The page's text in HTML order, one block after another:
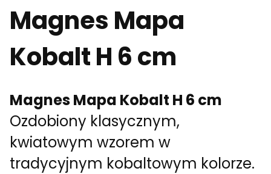
Magnes Mapa
Kobalt H 6 cm
Magnes Mapa Kobalt H 6 cm
Ozdobiony klasycznym,
kwiatowym wzorem w
tradycyjnym kobaltowym kolorze.